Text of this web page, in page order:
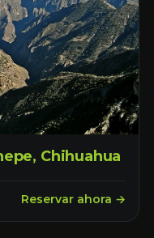
Chihuahua
Reservar ahora →